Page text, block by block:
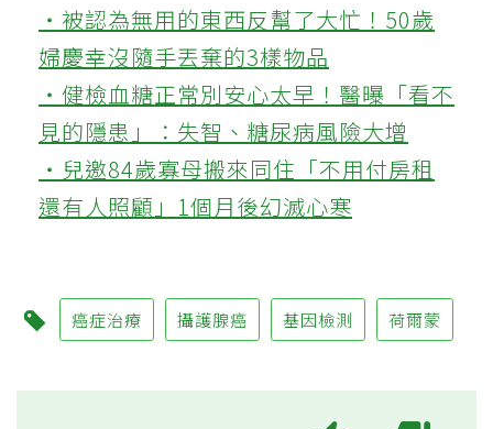
‧被認為無用的東西反幫了大忙！50歲
婦慶幸沒隨手丟棄的3樣物品
‧健檢血糖正常別安心太早！醫曝「看不
見的隱患」：失智、糖尿病風險大增
‧兒邀84歲寡母搬來同住「不用付房租
還有人照顧」1個月後幻滅心寒
癌症治療 攝護腺癌 基因檢測 荷爾蒙